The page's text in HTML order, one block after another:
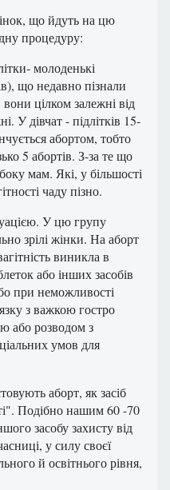
що йдуть на цю
процедуру:
молоденькі
що недавно пізнали
цілком залежні від
У дівчат - підлітків 15-
абортом, тобто
5 абортів. З-за те що
мам. Які, у більшості
чаду пізно.
У цю групу
зрілі жінки. На аборт
виникла в
або інших засобів
при неможливості
з важкою гостро
або розводом з
умов для
аборт, як засіб
Подібно нашим 60 -70
засобу захисту від
у силу своєї
й освітнього рівня,